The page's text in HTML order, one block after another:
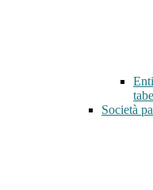
Società